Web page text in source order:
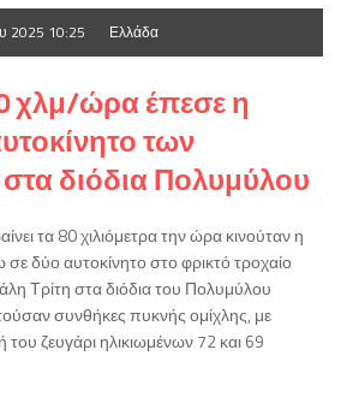
2025 10:25 Ελλάδα
χλμ/ώρα έπεσε η
των
διόδια Πολυμύλου
τα 80 χιλιόμετρα την ώρα κινούταν η
δύο αυτοκίνητο στο φρικτό τροχαίο
Τρίτη στα διόδια του Πολυμύλου
συνθήκες πυκνής ομίχλης, με
του ζευγάρι ηλικιωμένων 72 και 69